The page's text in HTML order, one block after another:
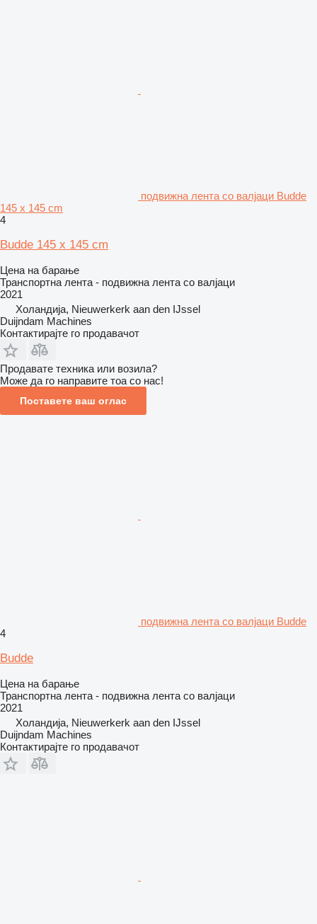
подвижна лента со валјаци Budde
145 x 145 cm
4
Budde 145 x 145 cm
Цена на барање
Транспортна лента - подвижна лента со валјаци
2021
Холандија, Nieuwerkerk aan den IJssel
Duijndam Machines
Контактирајте го продавачот
Продавате техника или возила?
Може да го направите тоа со нас!
Поставете ваш оглас
подвижна лента со валјаци Budde
4
Budde
Цена на барање
Транспортна лента - подвижна лента со валјаци
2021
Холандија, Nieuwerkerk aan den IJssel
Duijndam Machines
Контактирајте го продавачот